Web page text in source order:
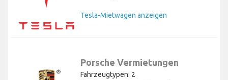
Tesla-Mietwagen anzeigen
Porsche Vermietungen
Fahrzeugtypen: 2